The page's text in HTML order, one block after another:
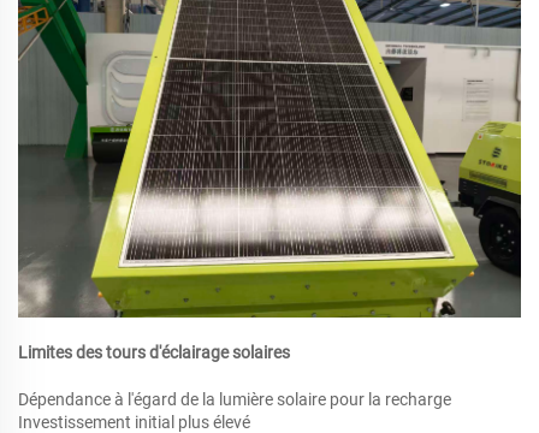
Limites des tours d'éclairage solaires
Dépendance à l'égard de la lumière solaire pour la recharge
Investissement initial plus élevé